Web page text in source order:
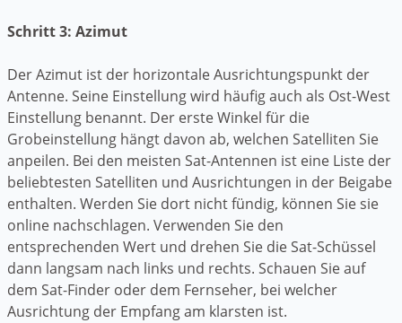
Schritt 3: Azimut
Der Azimut ist der horizontale Ausrichtungspunkt der
Antenne. Seine Einstellung wird häufig auch als Ost-West
Einstellung benannt. Der erste Winkel für die
Grobeinstellung hängt davon ab, welchen Satelliten Sie
anpeilen. Bei den meisten Sat-Antennen ist eine Liste der
beliebtesten Satelliten und Ausrichtungen in der Beigabe
enthalten. Werden Sie dort nicht fündig, können Sie sie
online nachschlagen. Verwenden Sie den
entsprechenden Wert und drehen Sie die Sat-Schüssel
dann langsam nach links und rechts. Schauen Sie auf
dem Sat-Finder oder dem Fernseher, bei welcher
Ausrichtung der Empfang am klarsten ist.